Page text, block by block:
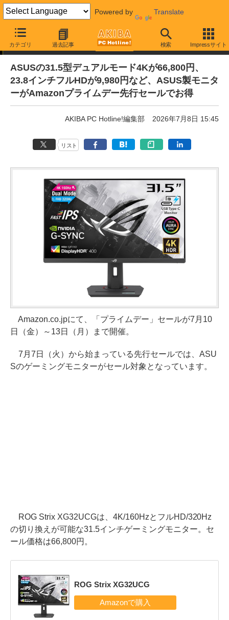
Powered by Translate
カテゴリ 過去記事 検索 Impressサイト
通販セール
ASUSの31.5型デュアルモード4Kが66,800円、
23.8インチフルHDが9,980円など、ASUS製モニタ
ーがAmazonプライムデー先行セールでお得
AKIBA PC Hotline!編集部 2026年7月8日 15:45
リスト
Amazon.co.jpにて、「プライムデー」セールが7月10
日（金）～13日（月）まで開催。
7月7日（火）から始まっている先行セールでは、ASU
Sのゲーミングモニターがセール対象となっています。
ROG Strix XG32UCGは、4K/160HzとフルHD/320Hz
の切り換えが可能な31.5インチゲーミングモニター。セ
ール価格は66,800円。
ROG Strix XG32UCG